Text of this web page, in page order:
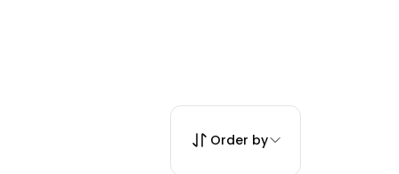
Order by